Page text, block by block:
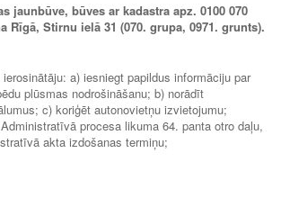
jaunbūve, būves ar kadastra apz. 0100 070
Rīgā, Stirnu ielā 31 (070. grupa, 0971. grunts).
a) iesniegt papildus informāciju par
plūsmas nodrošināšanu; b) norādīt
c) koriģēt autonovietņu izvietojumu;
procesa likuma 64. panta otro daļu,
akta izdošanas termiņu;